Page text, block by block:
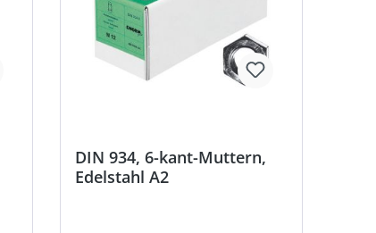
DIN 934, 6-kant-Muttern,
Edelstahl A2